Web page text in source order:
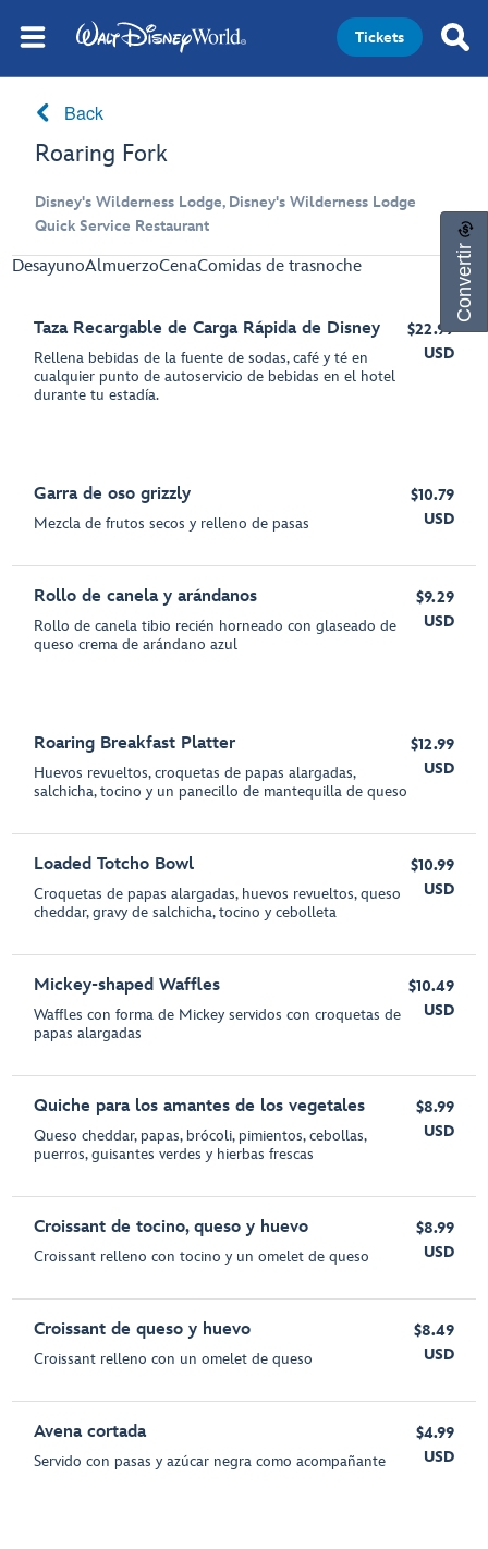
Tickets
Back
Roaring Fork
Disney's Wilderness Lodge, Disney's Wilderness Lodge
Quick Service Restaurant
DesayunoAlmuerzoCenaComidas de trasnoche
Taza Recargable de Carga Rápida de Disney
Rellena bebidas de la fuente de sodas, café y té en
cualquier punto de autoservicio de bebidas en el hotel
durante tu estadía.
$22.99
USD
Garra de oso grizzly
Mezcla de frutos secos y relleno de pasas
$10.79
USD
Rollo de canela y arándanos
Rollo de canela tibio recién horneado con glaseado de
queso crema de arándano azul
$9.29
USD
Roaring Breakfast Platter
Huevos revueltos, croquetas de papas alargadas,
salchicha, tocino y un panecillo de mantequilla de queso
$12.99
USD
Loaded Totcho Bowl
Croquetas de papas alargadas, huevos revueltos, queso
cheddar, gravy de salchicha, tocino y cebolleta
$10.99
USD
Mickey-shaped Waffles
Waffles con forma de Mickey servidos con croquetas de
papas alargadas
$10.49
USD
Quiche para los amantes de los vegetales
Queso cheddar, papas, brócoli, pimientos, cebollas,
puerros, guisantes verdes y hierbas frescas
$8.99
USD
Croissant de tocino, queso y huevo
Croissant relleno con tocino y un omelet de queso
$8.99
USD
Croissant de queso y huevo
Croissant relleno con un omelet de queso
$8.49
USD
Avena cortada
Servido con pasas y azúcar negra como acompañante
$4.99
USD
Convertir